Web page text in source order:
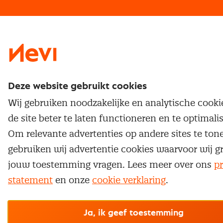
Traineeship
Nevi 2
Deze website gebruikt cookies
Wij gebruiken noodzakelijke en analytische
de site beter te laten functioneren en te
Om relevante advertenties op andere sites te
gebruiken wij advertentie cookies waarvoor wij
jouw toestemming vragen. Lees meer over ons
statement en onze cookie verklaring.
Ja, ik geef toestemming